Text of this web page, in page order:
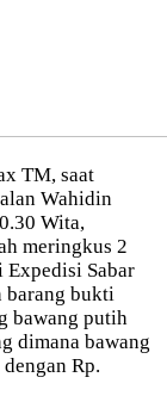
TM, saat
Wahidin
Wita,
meringkus 2
Expedisi Sabar
barang bukti
bawang putih
dimana bawang
Rp.